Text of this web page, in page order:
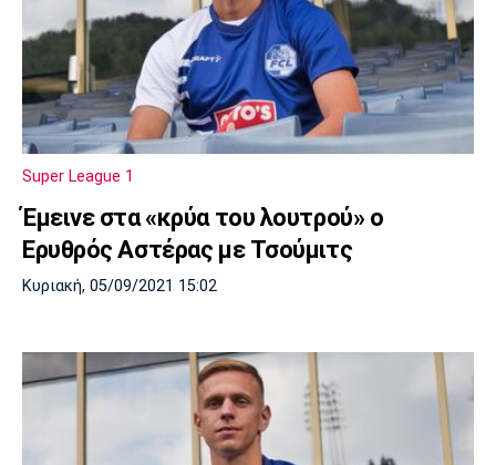
Super League 1
Έμεινε στα «κρύα του λουτρού» ο
Ερυθρός Αστέρας με Τσούμιτς
Κυριακή, 05/09/2021 15:02